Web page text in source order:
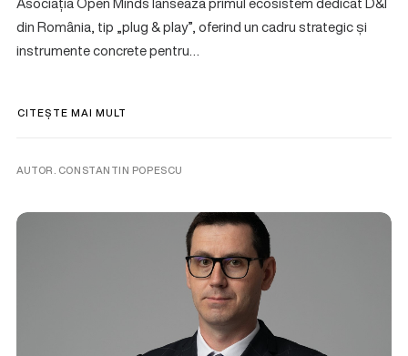
din România, tip „plug & play”, oferind un cadru strategic și
instrumente concrete pentru…
CITEȘTE MAI MULT
AUTOR. CONSTANTIN POPESCU